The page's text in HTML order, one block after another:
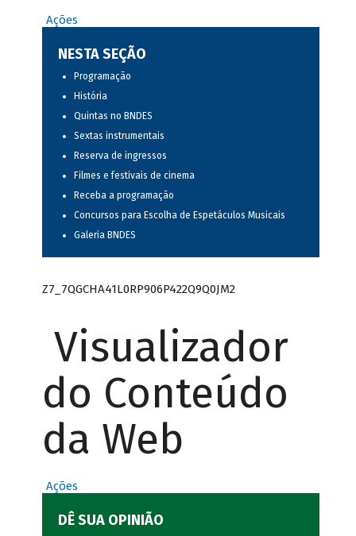
Ações
NESTA SEÇÃO
Programação
História
Quintas no BNDES
Sextas instrumentais
Reserva de ingressos
Filmes e festivais de cinema
Receba a programação
Concursos para Escolha de Espetáculos Musicais
Galeria BNDES
Z7_7QGCHA41L0RP906P422Q9Q0JM2
Visualizador
do Conteúdo
da Web
Ações
DÊ SUA OPINIÃO